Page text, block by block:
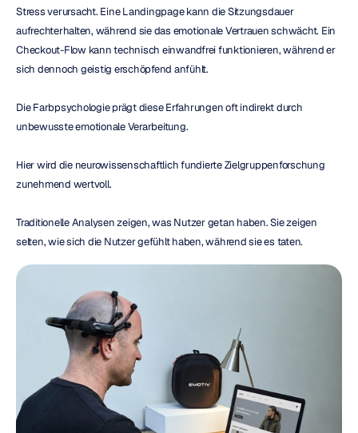
Stress verursacht. Eine Landingpage kann die Sitzungsdauer
aufrechterhalten, während sie das emotionale Vertrauen schwächt. Ein
Checkout-Flow kann technisch einwandfrei funktionieren, während er
sich dennoch geistig erschöpfend anfühlt.
Die Farbpsychologie prägt diese Erfahrungen oft indirekt durch
unbewusste emotionale Verarbeitung.
Hier wird die neurowissenschaftlich fundierte Zielgruppenforschung
zunehmend wertvoll.
Traditionelle Analysen zeigen, was Nutzer getan haben. Sie zeigen
selten, wie sich die Nutzer gefühlt haben, während sie es taten.